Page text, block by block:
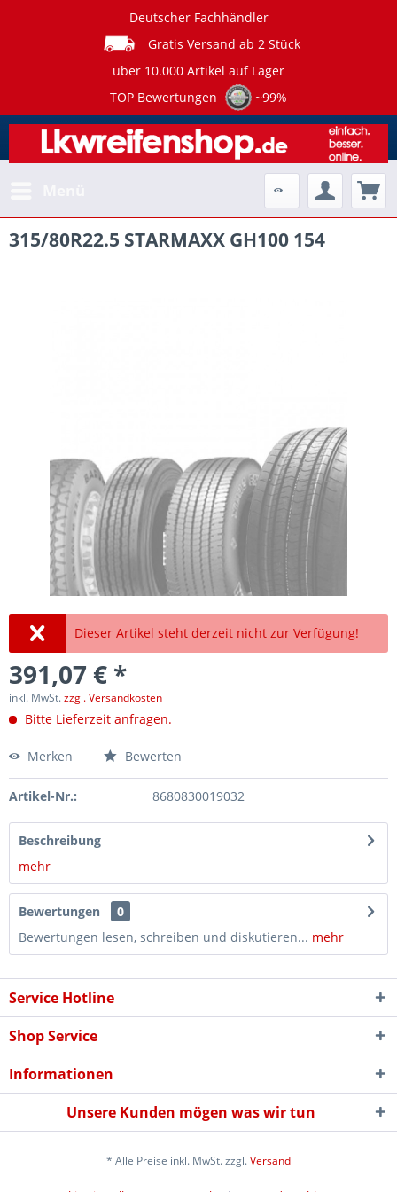
Deutscher Fachhändler
Gratis Versand ab 2 Stück
über 10.000 Artikel auf Lager
TOP Bewertungen
~99%
315/80R22.5 STARMAXX GH100 154
Dieser Artikel steht derzeit nicht zur Verfügung!
391,07 € *
inkl. MwSt.zzgl. Versandkosten
Bitte Lieferzeit anfragen.
Merken Bewerten
Artikel-Nr.: 8680830019032
Beschreibung
mehr
Bewertungen
0
Bewertungen lesen, schreiben und diskutieren... mehr
Service Hotline
Shop Service
Informationen
Unsere Kunden mögen was wir tun
* Alle Preise inkl. MwSt. zzgl.Versand